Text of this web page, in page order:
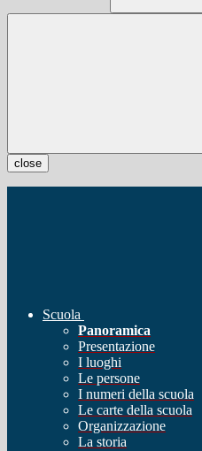
close
Scuola
Panoramica
Presentazione
I luoghi
Le persone
I numeri della scuola
Le carte della scuola
Organizzazione
La storia